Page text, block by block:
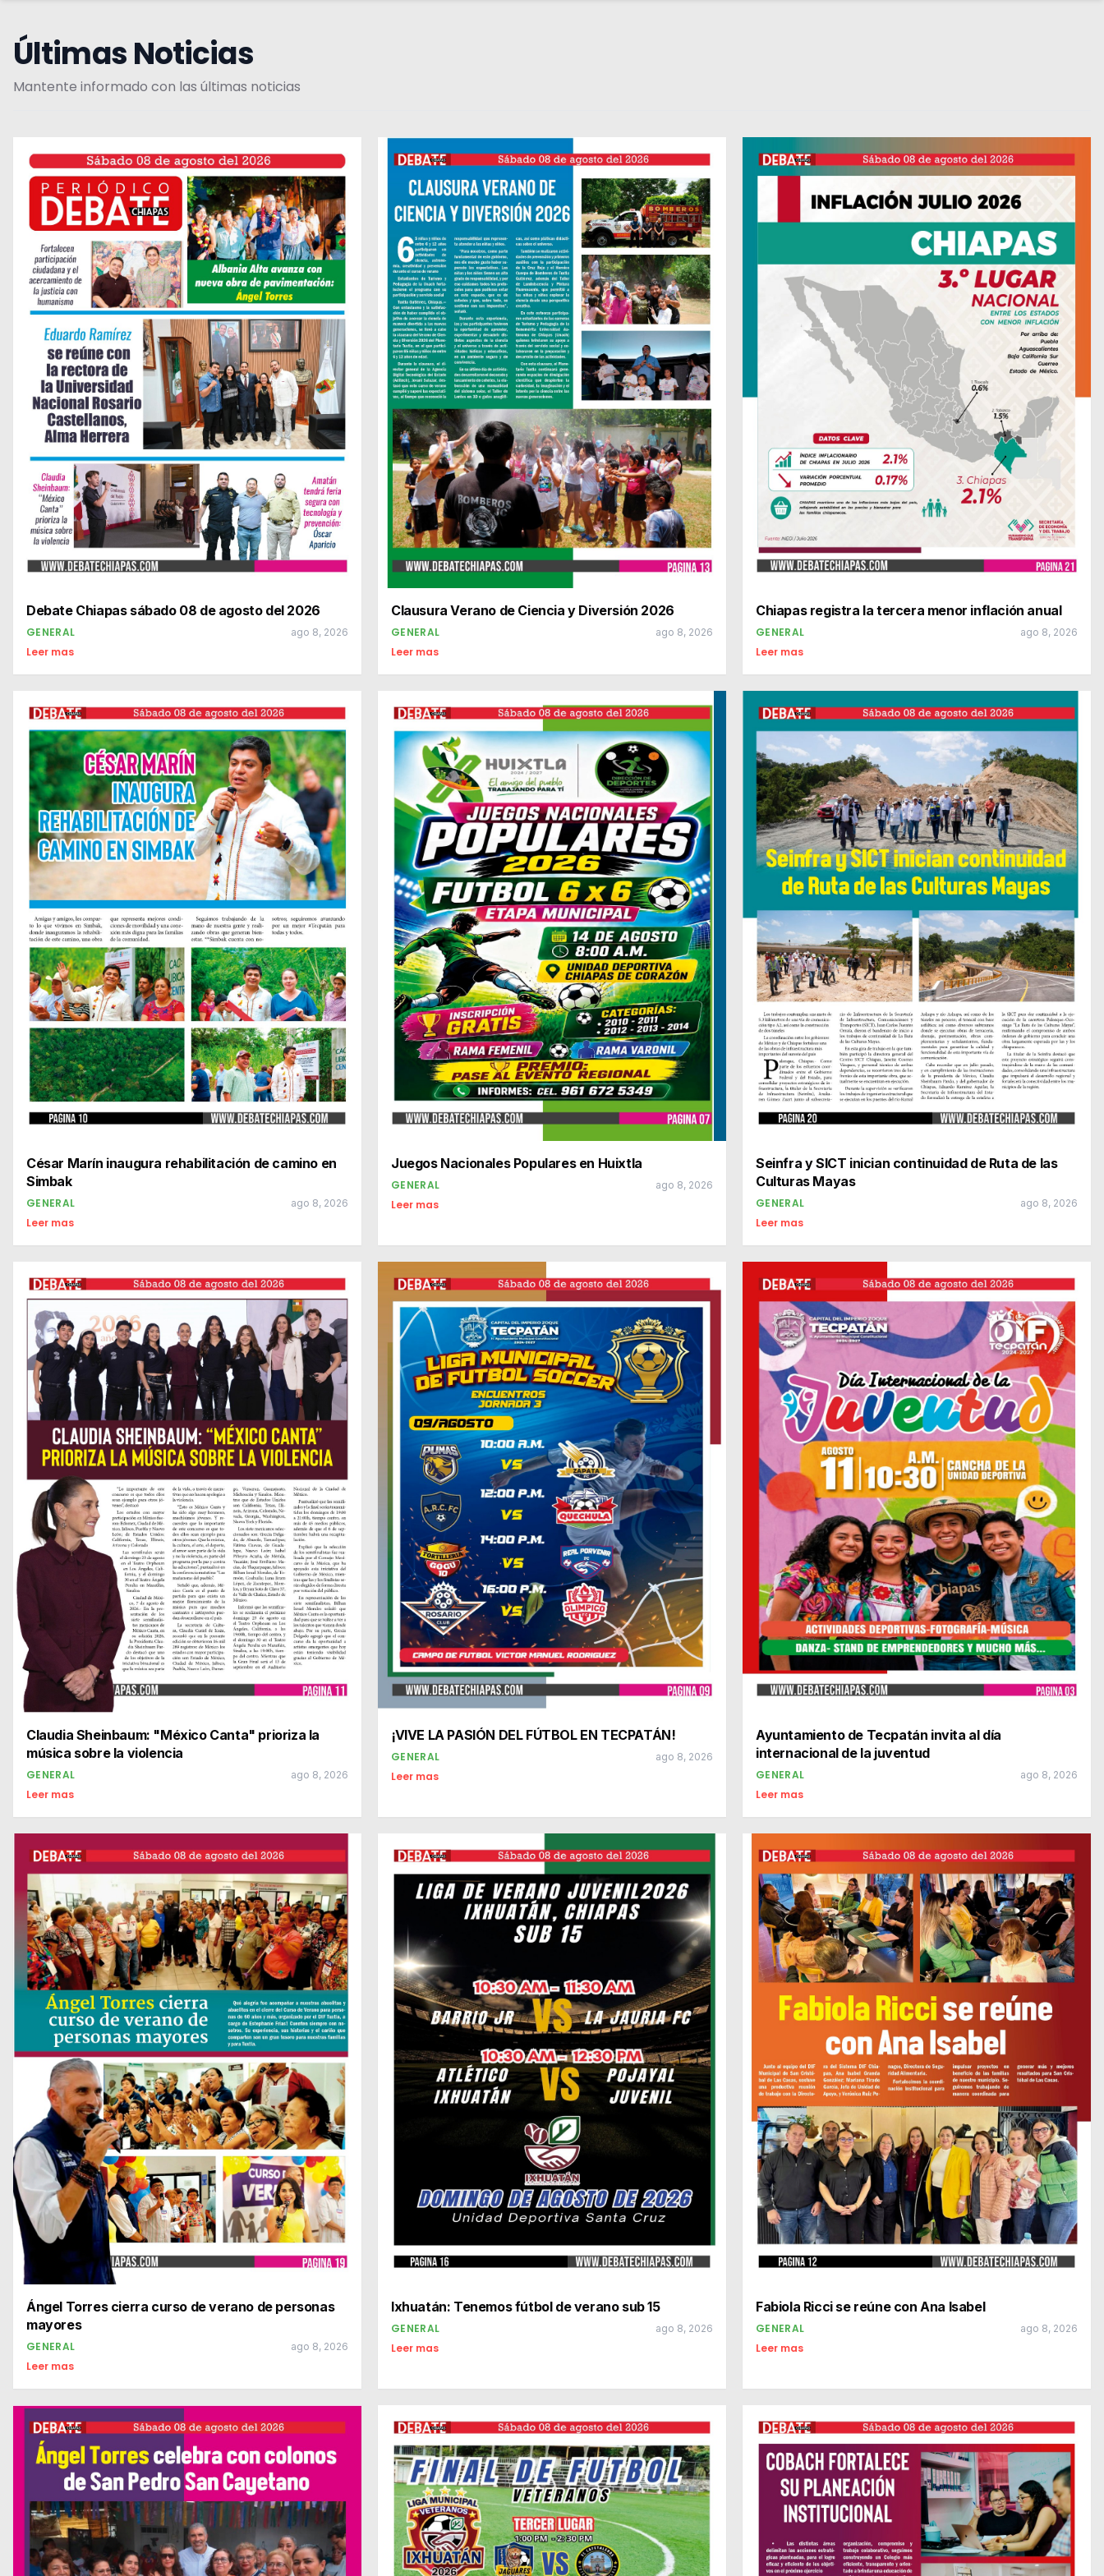
Últimas Noticias
Mantente informado con las últimas noticias
Debate Chiapas sábado 08 de agosto del 2026
GENERAL ago 8, 2026
Leer mas
Clausura Verano de Ciencia y Diversión 2026
GENERAL ago 8, 2026
Leer mas
Chiapas registra la tercera menor inflación anual
GENERAL ago 8, 2026
Leer mas
César Marín inaugura rehabilitación de camino en
Simbak
GENERAL ago 8, 2026
Leer mas
Juegos Nacionales Populares en Huixtla
GENERAL ago 8, 2026
Leer mas
Seinfra y SICT inician continuidad de Ruta de las
Culturas Mayas
GENERAL ago 8, 2026
Leer mas
Claudia Sheinbaum: "México Canta" prioriza la
música sobre la violencia
GENERAL ago 8, 2026
Leer mas
¡VIVE LA PASIÓN DEL FÚTBOL EN TECPATÁN!
GENERAL ago 8, 2026
Leer mas
Ayuntamiento de Tecpatán invita al día
internacional de la juventud
GENERAL ago 8, 2026
Leer mas
Ángel Torres cierra curso de verano de personas
mayores
GENERAL ago 8, 2026
Leer mas
Ixhuatán: Tenemos fútbol de verano sub 15
GENERAL ago 8, 2026
Leer mas
Fabiola Ricci se reúne con Ana Isabel
GENERAL ago 8, 2026
Leer mas